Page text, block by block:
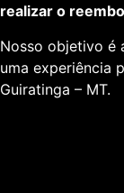
realizar o
Nosso objetivo é
uma experiência
Guiratinga – MT.